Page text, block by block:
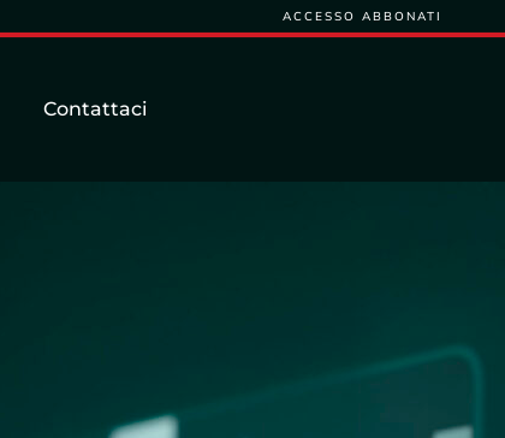
ACCESSO ABBONATI
Contattaci